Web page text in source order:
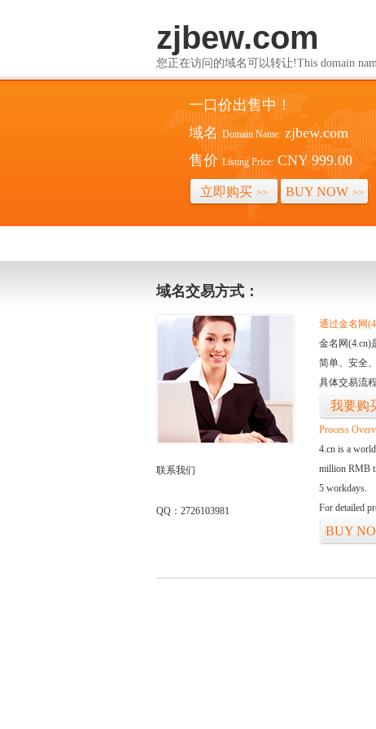
zjbew.com
您正在访问的域名可以转让!This domain
一口价出售中！
域名 Domain Name: zjbew.com
售价 Listing Price: CNY 999.00
立即购买 >> BUY NOW >>
域名交易方式：
联系我们
QQ：2726103981
通过金名网
金名网(4.cn)
简单、安全
具体交易流
我要购
Process
4.cn is a
million RMB
5 workdays.
For detailed
BUY